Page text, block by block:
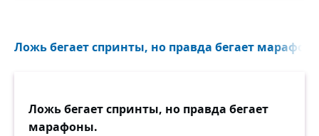
Ложь бегает спринты, но правда бегает
Ложь бегает спринты, но правда бегает
марафоны.